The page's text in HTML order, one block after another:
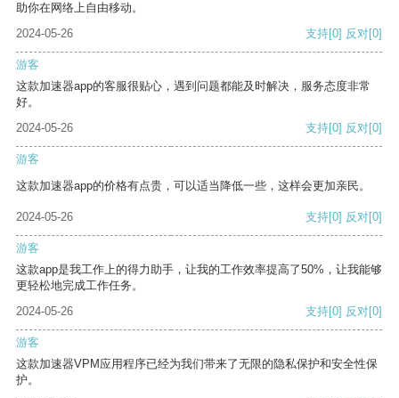
助你在网络上自由移动。
2024-05-26
支持[0] 反对[0]
游客
这款加速器app的客服很贴心，遇到问题都能及时解决，服务态度非常
好。
2024-05-26
支持[0] 反对[0]
游客
这款加速器app的价格有点贵，可以适当降低一些，这样会更加亲民。
2024-05-26 支持[0] 反对[0]
游客
这款app是我工作上的得力助手，让我的工作效率提高了50%，让我能够
更轻松地完成工作任务。
2024-05-26
支持[0] 反对[0]
游客
这款加速器VPM应用程序已经为我们带来了无限的隐私保护和安全性保
护。